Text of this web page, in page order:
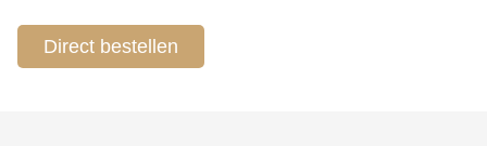
Direct bestellen